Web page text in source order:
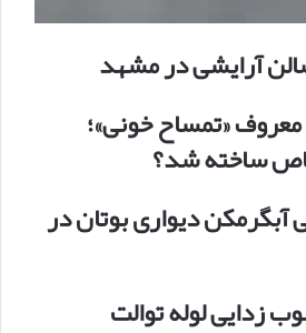
معروف «تمساح خونی»؛
ساخته شد؟
دیواری بوتان در
زدایی لوله توالت